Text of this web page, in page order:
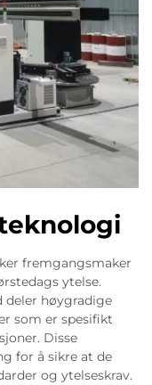
fremgangsmaker
ytelse.
deler høygradige
som er spesifikt
Disse
for å sikre at de
og ytelseskrav.